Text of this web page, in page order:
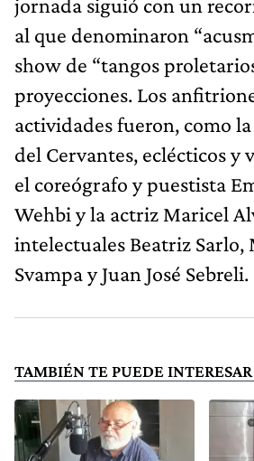
al que denominaron
show de “tangos
proyecciones. Los
actividades fueron, como
del Cervantes, eclécticos y
el coreógrafo y puestista
Wehbi y la actriz Maricel
intelectuales Beatriz Sarlo,
Svampa y Juan José Sebreli.
TAMBIÉN TE PUEDE INTERESAR